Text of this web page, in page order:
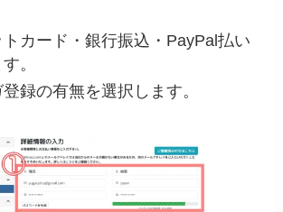
カード・銀行振込・PayPal払い
。
録の有無を選択します。